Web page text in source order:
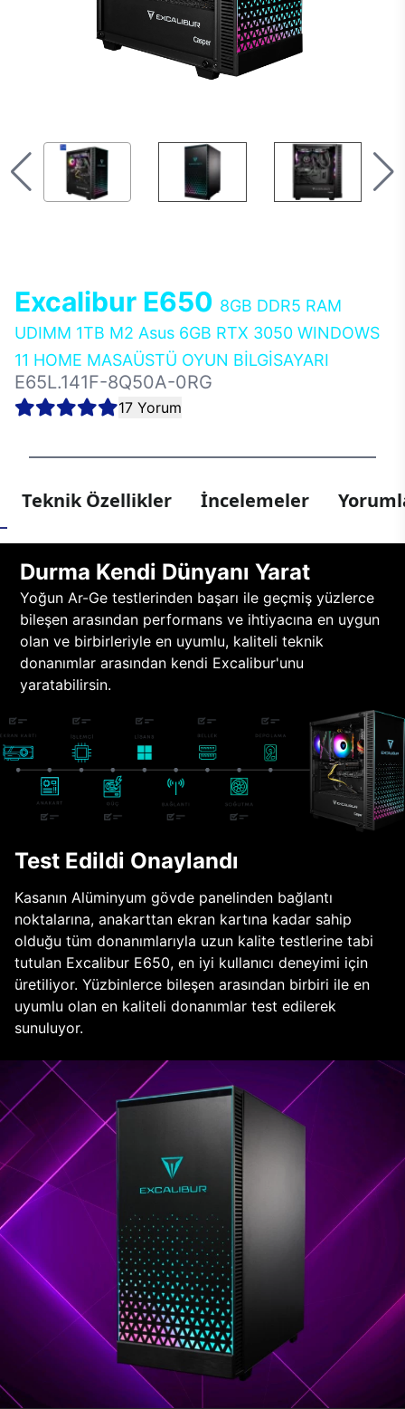
Excalibur E650 8GB DDR5 RAM
UDIMM 1TB M2 Asus 6GB RTX 3050 WINDOWS
11 HOME MASAÜSTÜ OYUN BİLGİSAYARI
E65L.141F-8Q50A-0RG
17 Yorum
Teknik Özellikler İncelemeler
Durma Kendi Dünyanı Yarat
Yoğun Ar-Ge testlerinden başarı ile geçmiş yüzlerce
bileşen arasından performans ve ihtiyacına en uygun
olan ve birbirleriyle en uyumlu, kaliteli teknik
donanımlar arasından kendi Excalibur'unu
yaratabilirsin.
Test Edildi Onaylandı
Kasanın Alüminyum gövde panelinden bağlantı
noktalarına, anakarttan ekran kartına kadar sahip
olduğu tüm donanımlarıyla uzun kalite testlerine tabi
tutulan Excalibur E650, en iyi kullanıcı deneyimi için
üretiliyor. Yüzbinlerce bileşen arasından birbiri ile en
uyumlu olan en kaliteli donanımlar test edilerek
sunuluyor.